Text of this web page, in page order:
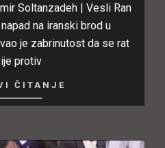
Soltanzadeh | Vesli Ran
na iranski brod u
je zabrinutost da se rat
protiv
ČITANJE